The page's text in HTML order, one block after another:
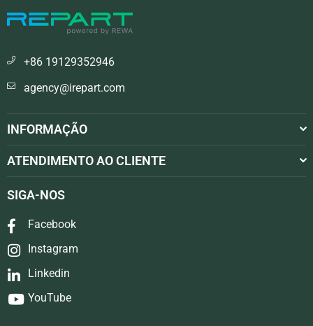
+86 19129352946
agency@irepart.com
INFORMAÇÃO
ATENDIMENTO AO CLIENTE
SIGA-NOS
Facebook
Instagram
Linkedin
YouTube